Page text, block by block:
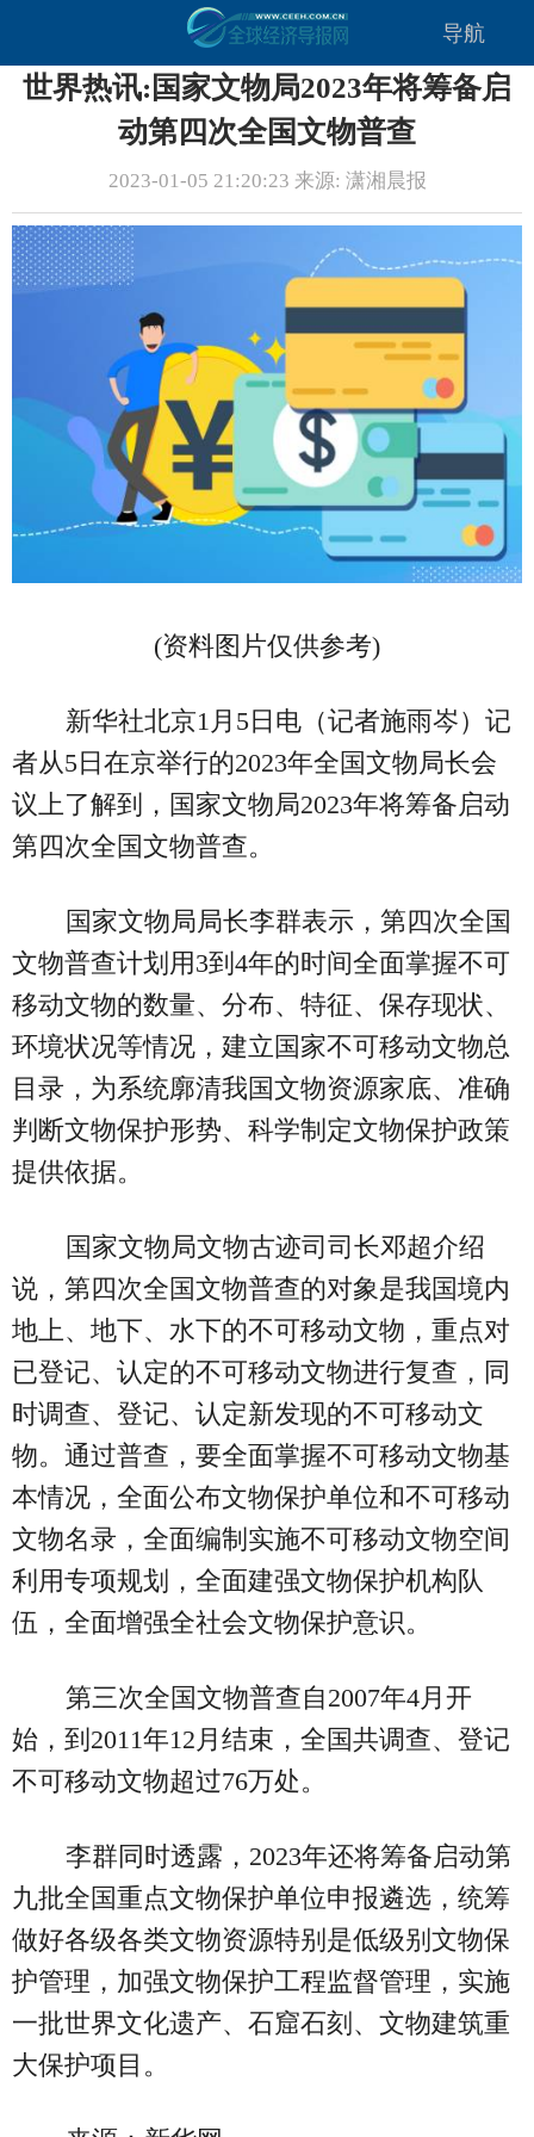
导航
世界热讯:国家文物局2023年将筹备启
动第四次全国文物普查
2023-01-05 21:20:23 来源: 潇湘晨报
(资料图片仅供参考)
新华社北京1月5日电（记者施雨岑）记
者从5日在京举行的2023年全国文物局长会
议上了解到，国家文物局2023年将筹备启动
第四次全国文物普查。
国家文物局局长李群表示，第四次全国
文物普查计划用3到4年的时间全面掌握不可
移动文物的数量、分布、特征、保存现状、
环境状况等情况，建立国家不可移动文物总
目录，为系统廓清我国文物资源家底、准确
判断文物保护形势、科学制定文物保护政策
提供依据。
国家文物局文物古迹司司长邓超介绍
说，第四次全国文物普查的对象是我国境内
地上、地下、水下的不可移动文物，重点对
已登记、认定的不可移动文物进行复查，同
时调查、登记、认定新发现的不可移动文
物。通过普查，要全面掌握不可移动文物基
本情况，全面公布文物保护单位和不可移动
文物名录，全面编制实施不可移动文物空间
利用专项规划，全面建强文物保护机构队
伍，全面增强全社会文物保护意识。
第三次全国文物普查自2007年4月开
始，到2011年12月结束，全国共调查、登记
不可移动文物超过76万处。
李群同时透露，2023年还将筹备启动第
九批全国重点文物保护单位申报遴选，统筹
做好各级各类文物资源特别是低级别文物保
护管理，加强文物保护工程监督管理，实施
一批世界文化遗产、石窟石刻、文物建筑重
大保护项目。